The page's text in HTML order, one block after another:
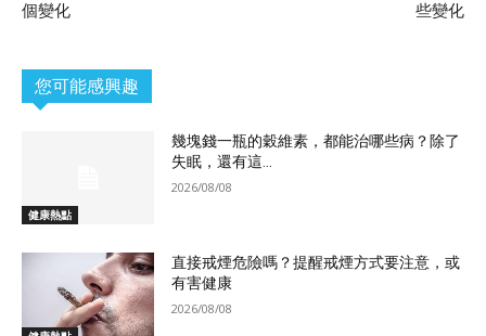
個變化
些變化
您可能感興趣
健康熱點
幾塊錢一瓶的穀維素，都能治哪些病？除了
失眠，還有這...
2026/08/08
直接戒煙危險嗎？提醒戒煙方式要注意，或
有害健康
2026/08/08